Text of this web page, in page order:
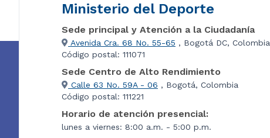
Ministerio del Deporte
Sede principal y Atención a la Ciudadanía
Avenida Cra. 68 No. 55-65 , Bogotá DC, Colombia
Código postal: 111071
Sede Centro de Alto Rendimiento
Calle 63 No. 59A - 06 , Bogotá, Colombia
Código postal: 111221
Horario de atención presencial:
lunes a viernes: 8:00 a.m. - 5:00 p.m.